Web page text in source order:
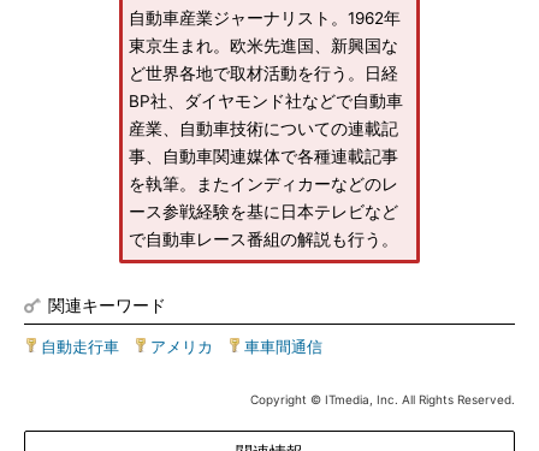
自動車産業ジャーナリスト。1962年
東京生まれ。欧米先進国、新興国な
ど世界各地で取材活動を行う。日経
BP社、ダイヤモンド社などで自動車
産業、自動車技術についての連載記
事、自動車関連媒体で各種連載記事
を執筆。またインディカーなどのレ
ース参戦経験を基に日本テレビなど
で自動車レース番組の解説も行う。
関連キーワード
自動走行車 アメリカ 車車間通信
Copyright © ITmedia, Inc. All Rights Reserved.